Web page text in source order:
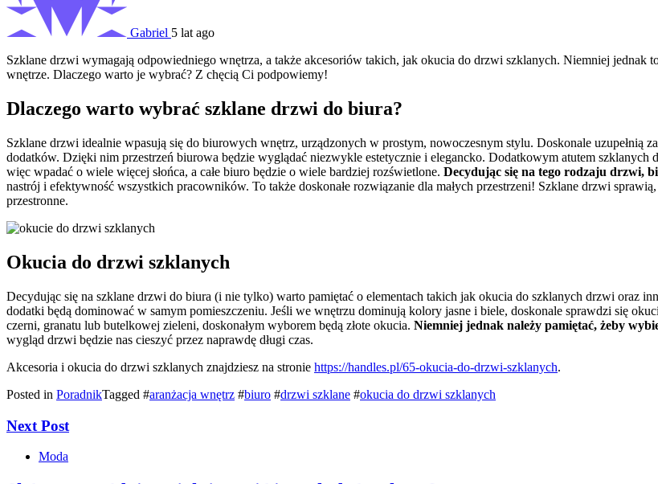
Gabriel 5 lat ago
Szklane drzwi wymagają odpowiedniego wnętrza, a także akcesoriów takich, jak okucia do drzwi szklanych. Niemniej jednak
wnętrze. Dlaczego warto je wybrać? Z chęcią Ci podpowiemy!
Dlaczego warto wybrać szklane drzwi do biura?
Szklane drzwi idealnie wpasują się do biurowych wnętrz, urządzonych w prostym, nowoczesnym stylu. Doskonale uzupełnią
dodatków. Dzięki nim przestrzeń biurowa będzie wyglądać niezwykle estetycznie i elegancko. Dodatkowym atutem szklanych
więc wpadać o wiele więcej słońca, a całe biuro będzie o wiele bardziej rozświetlone. Decydując się na tego rodzaju drzwi,
nastrój i efektywność wszystkich pracowników. To także doskonałe rozwiązanie dla małych przestrzeni! Szklane drzwi
przestronne.
Okucia do drzwi szklanych
Decydując się na szklane drzwi do biura (i nie tylko) warto pamiętać o elementach takich jak okucia do szklanych drzwi oraz
dodatki będą dominować w samym pomieszczeniu. Jeśli we wnętrzu dominują kolory jasne i biele, doskonale sprawdzi się
czerni, granatu lub butelkowej zieleni, doskonałym wyborem będą złote okucia. Niemniej jednak należy pamiętać, żeby
wygląd drzwi będzie nas cieszyć przez naprawdę długi czas.
Akcesoria i okucia do drzwi szklanych znajdziesz na stronie https://handles.pl/65-okucia-do-drzwi-szklanych.
Posted in PoradnikTagged #aranżacja wnętrz #biuro #drzwi szklane #okucia do drzwi szklanych
Next Post
Moda